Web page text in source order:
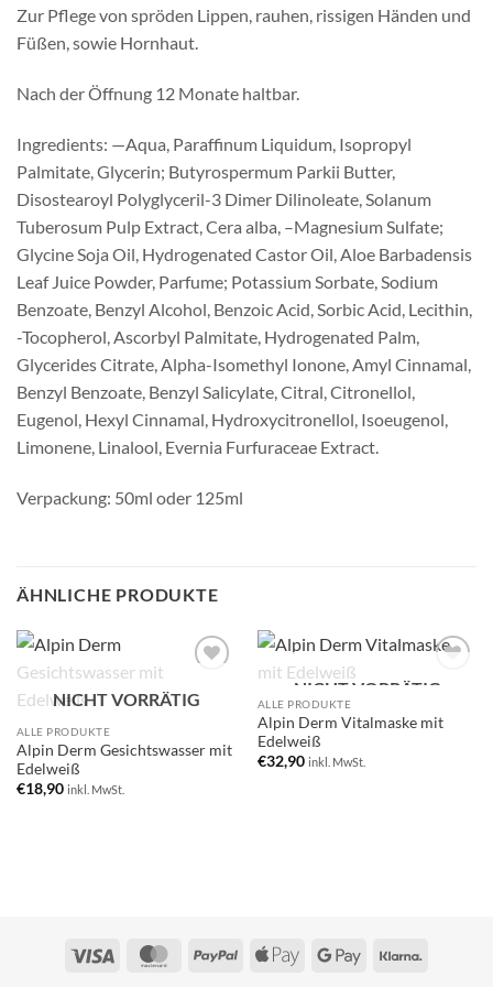
Zur Pflege von spröden Lippen, rauhen, rissigen Händen und
Füßen, sowie Hornhaut.
Nach der Öffnung 12 Monate haltbar.
Ingredients: —Aqua, Paraffinum Liquidum, Isopropyl
Palmitate, Glycerin; Butyrospermum Parkii Butter,
Disostearoyl Polyglyceril-3 Dimer Dilinoleate, Solanum
Tuberosum Pulp Extract, Cera alba, –Magnesium Sulfate;
Glycine Soja Oil, Hydrogenated Castor Oil, Aloe Barbadensis
Leaf Juice Powder, Parfume; Potassium Sorbate, Sodium
Benzoate, Benzyl Alcohol, Benzoic Acid, Sorbic Acid, Lecithin,
-Tocopherol, Ascorbyl Palmitate, Hydrogenated Palm,
Glycerides Citrate, Alpha-Isomethyl Ionone, Amyl Cinnamal,
Benzyl Benzoate, Benzyl Salicylate, Citral, Citronellol,
Eugenol, Hexyl Cinnamal, Hydroxycitronellol, Isoeugenol,
Limonene, Linalool, Evernia Furfuraceae Extract.
Verpackung: 50ml oder 125ml
ÄHNLICHE PRODUKTE
wishlist
NICHT VORRÄTIG
ALLE PRODUKTE
Alpin Derm Gesichtswasser mit
Edelweiß
€18,90 inkl. MwSt.
Add to
NICHT VORRÄTIG
ALLE PRODUKTE
Alpin Derm Vitalmaske mit
Edelweiß
€32,90 inkl. MwSt.
Visa MasterCardPayPal
Apple
Google